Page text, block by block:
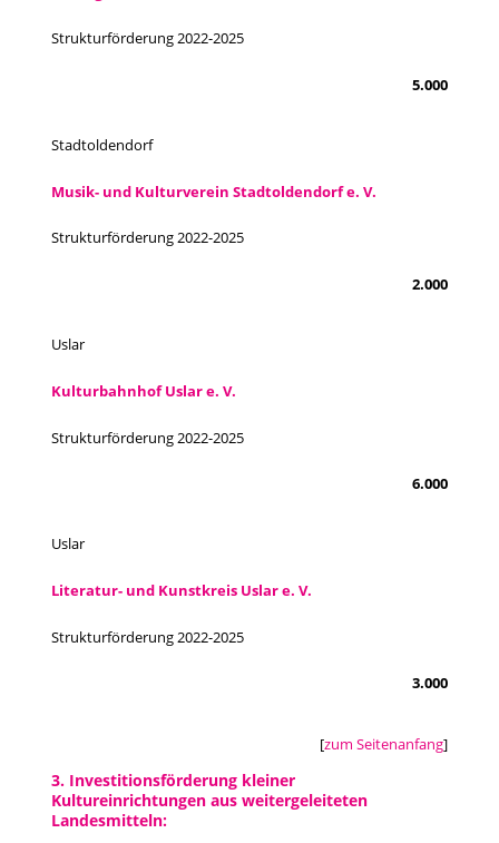
Strukturförderung 2022-2025
5.000
Stadtoldendorf
Musik- und Kulturverein Stadtoldendorf e. V.
Strukturförderung 2022-2025
2.000
Uslar
Kulturbahnhof Uslar e. V.
Strukturförderung 2022-2025
6.000
Uslar
Literatur- und Kunstkreis Uslar e. V.
Strukturförderung 2022-2025
3.000
[zum Seitenanfang]
3. Investitionsförderung kleiner
Kultureinrichtungen aus weitergeleiteten
Landesmitteln: